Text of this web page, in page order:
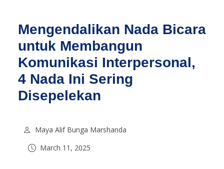
Mengendalikan Nada Bicara
untuk Membangun
Komunikasi Interpersonal,
4 Nada Ini Sering
Disepelekan
Maya Alif Bunga Marshanda
March 11, 2025